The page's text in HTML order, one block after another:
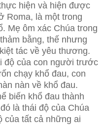
hiện và hiện được
Roma, là một trong
Mẹ ôm xác Chúa trong
bằng, thế nhưng
tác về yêu thương.
độ của con người trước
chạy khổ đau, con
nàn về khổ đau.
biến khổ đau thành
là thái độ của Chúa
của tất cả những ai